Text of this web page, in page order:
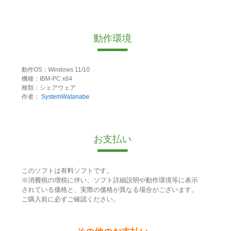
動作環境
動作OS：Windows 11/10
機種：IBM-PC x64
種類：シェアウェア
作者： SystemWatanabe
お支払い
このソフトは有料ソフトです。
※消費税の増税に伴い、ソフト詳細説明や動作環境等に表示
されている価格と、実際の価格が異なる場合がございます。
ご購入前に必ずご確認ください。